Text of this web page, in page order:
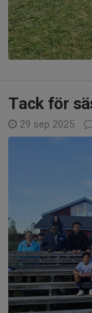
Tack för
29 sep 2025